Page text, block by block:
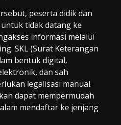
peserta didik dan
tidak datang ke
informasi melalui
SKL (Surat Keterangan
bentuk digital,
dan sah
legalisasi manual.
dapat mempermudah
mendaftar ke jenjang